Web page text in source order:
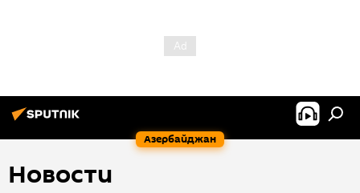
Азербайджан
Новости